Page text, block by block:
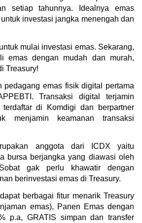
setiap tahunnya. Idealnya emas
investasi jangka menengah dan
mulai investasi emas. Sekarang,
emas dengan mudah dan murah,
Treasury!
pedagang emas fisik digital pertama
Transaksi digital terjamin
di Komdigi dan berpartner
menjamin keamanan transaksi
anggota dari ICDX yaitu
bursa berjangka yang diawasi oleh
gak perlu khawatir dengan
berinvestasi emas di Treasury.
berbagai fitur menarik Treasury
emas), Panen Emas dengan
p.a, GRATIS simpan dan transfer